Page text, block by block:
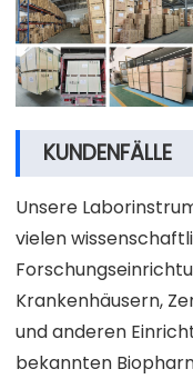
KUNDENFÄLLE
Unsere
vielen
Krankenhäusern,
und anderen
bekannten